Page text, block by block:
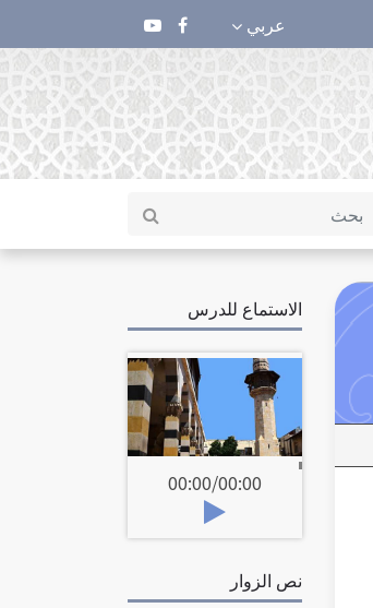
عربي
الاستماع للدرس
00:00/00:00
نص الزوار